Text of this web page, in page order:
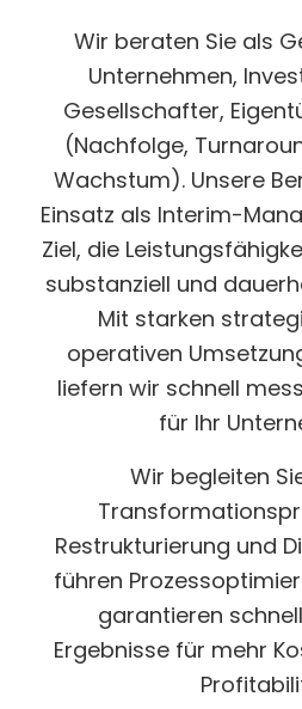
Wir beraten Sie als
Unternehmen,
Gesellschafter,
(Nachfolge,
Wachstum). Unsere
Einsatz als Interim-
Ziel, die
substanziell und
Mit starken
operativen
liefern wir schnell
für Ihr
Wir begleiten
Restrukturierung und
führen
garantieren
Ergebnisse für mehr